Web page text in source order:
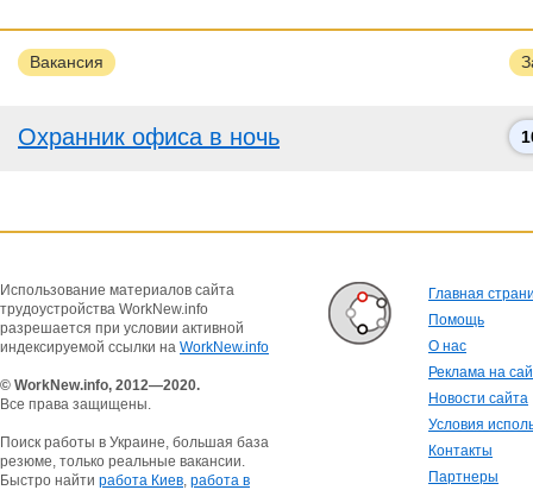
Вакансия
Охранник офиса в ночь
Использование материалов сайта
трудоустройства WorkNew.info
разрешается при условии активной
индексируемой ссылки на WorkNew.info
© WorkNew.info, 2012—2020.
Все права защищены.
Поиск работы в Украине, большая база
резюме, только реальные вакансии.
Быстро найти работа Киев, работа в
Главная
Помощь
О нас
Реклама на
Новости сайта
Условия
Контакты
Партнеры